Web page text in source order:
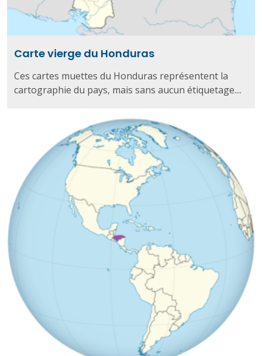
Carte vierge du Honduras
Ces cartes muettes du Honduras représentent la
cartographie du pays, mais sans aucun étiquetage....